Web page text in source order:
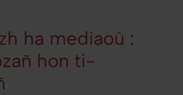
ha mediaoù :
hon ti-